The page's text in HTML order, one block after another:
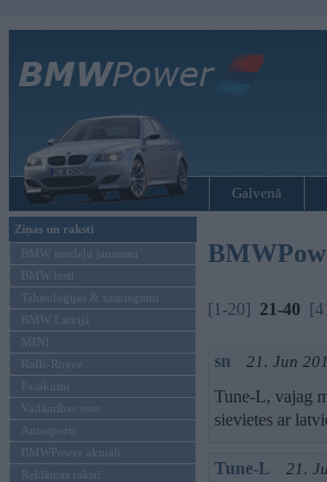
Galvenā
Ziņas un raksti
BMW modeļu jaunumi
BMW testi
Tehnoloģijas & sasniegumi
BMW Latvijā
MINI
Rolls-Royce
Pasākumi
Vadāmības tests
Autosports
BMWPower aktuāli
Reklāmas raksti
[1-20] 21-40
sn 21. Jun
Tune-L, vajag
sievietes ar
Tune-L 21.